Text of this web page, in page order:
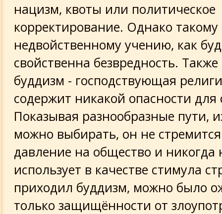
нацизм, квоты или политическое
корректирование. Однако такому
недвойственному учению, как
свойственна безвредность. Также
буддизм - господствующая
содержит никакой опасности для
Показывая разнообразные пути,
можно выбирать, он не
давление на общество и никогда
использует в качестве стимула
приходил буддизм, можно было
только защищённости от